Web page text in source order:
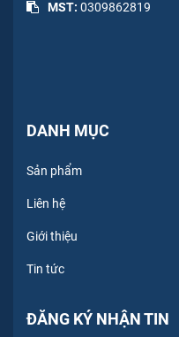
MST: 0309862819
DANH MỤC
Sản phẩm
Liên hệ
Giới thiệu
Tin tức
ĐĂNG KÝ NHẬN TIN